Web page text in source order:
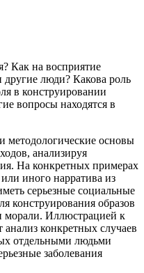
Как на восприятие
другие люди? Какова роль
в конструировании
вопросы находятся в
методологические основы
анализируя
На конкретных примерах
иного нарратива из
серьезные социальные
конструирования образов
морали. Иллюстрацией к
конкретных случаев
отдельными людьми
заболевания